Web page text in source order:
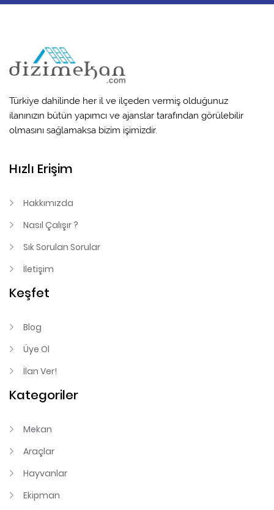
Türkiye dahilinde her il ve ilçeden vermiş olduğunuz
ilanınızın bütün yapımcı ve ajanslar tarafından görülebilir
olmasını sağlamaksa bizim işimizdir.
Hızlı Erişim
Hakkımızda
Nasıl Çalışır ?
Sık Sorulan Sorular
İletişim
Keşfet
Blog
Üye Ol
İlan Ver!
Kategoriler
Mekan
Araçlar
Hayvanlar
Ekipman